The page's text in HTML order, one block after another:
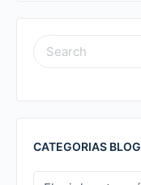
SEARCH
FOR:
CATEGORIAS BLOG
CATEGORIAS